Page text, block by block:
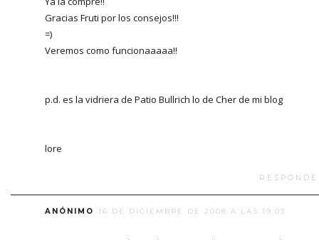
Gracias Fruti por los consejos!!!
=)
Veremos como funcionaaaaa!!
p.d. es la vidriera de Patio Bullrich lo de Cher de mi blog
lore
ANÓNIMO 16 DE DICIEMBRE DE 2008 A LAS 19:03